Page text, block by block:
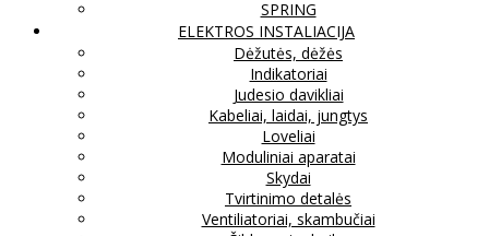
SPRING
ELEKTROS INSTALIACIJA
Dėžutės, dėžės
Indikatoriai
Judesio davikliai
Kabeliai, laidai, jungtys
Loveliai
Moduliniai aparatai
Skydai
Tvirtinimo detalės
Ventiliatoriai, skambučiai